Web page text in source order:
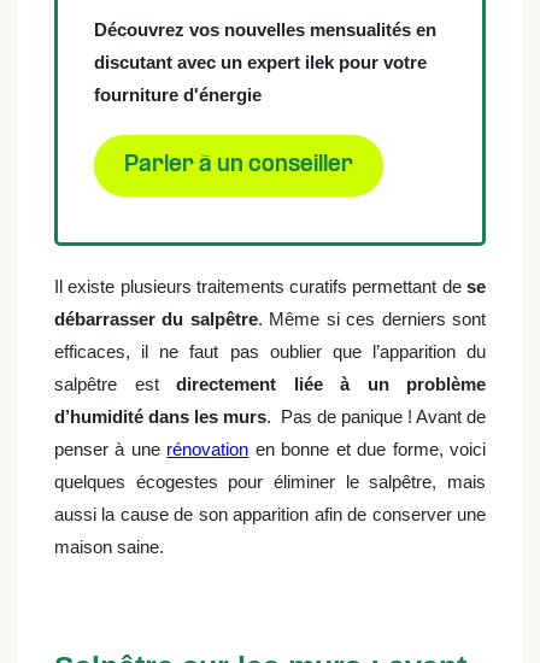
Découvrez vos nouvelles mensualités en
discutant avec un expert ilek pour votre
fourniture d'énergie
Parler à un conseiller
Il existe plusieurs traitements curatifs permettant de se
débarrasser du salpêtre. Même si ces derniers sont
efficaces, il ne faut pas oublier que l’apparition du
salpêtre est directement liée à un problème
d’humidité dans les murs. Pas de panique ! Avant de
penser à une rénovation en bonne et due forme, voici
quelques écogestes pour éliminer le salpêtre, mais
aussi la cause de son apparition afin de conserver une
maison saine.